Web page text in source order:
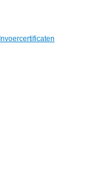
Invoercertificaten